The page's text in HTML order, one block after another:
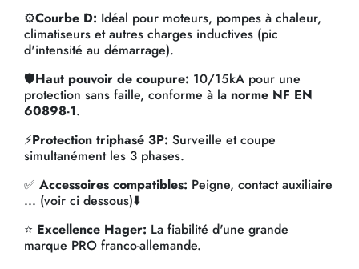
⚙️Courbe D: Idéal pour moteurs, pompes à chaleur,
climatiseurs et autres charges inductives (pic
d'intensité au démarrage).
🛡️Haut pouvoir de coupure: 10/15kA pour une
protection sans faille, conforme à la norme NF EN
60898-1.
⚡Protection triphasé 3P: Surveille et coupe
simultanément les 3 phases.
✅ Accessoires compatibles: Peigne, contact auxiliaire
... (voir ci dessous)⬇️
⭐ Excellence Hager: La fiabilité d'une grande
marque PRO franco-allemande.